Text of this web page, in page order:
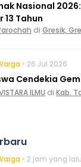
Nasional
13 Tahun
di Gresik,
• 26 Jul 2026
Cendekia
ILMU di Kab.
• 2 jam yang lalu